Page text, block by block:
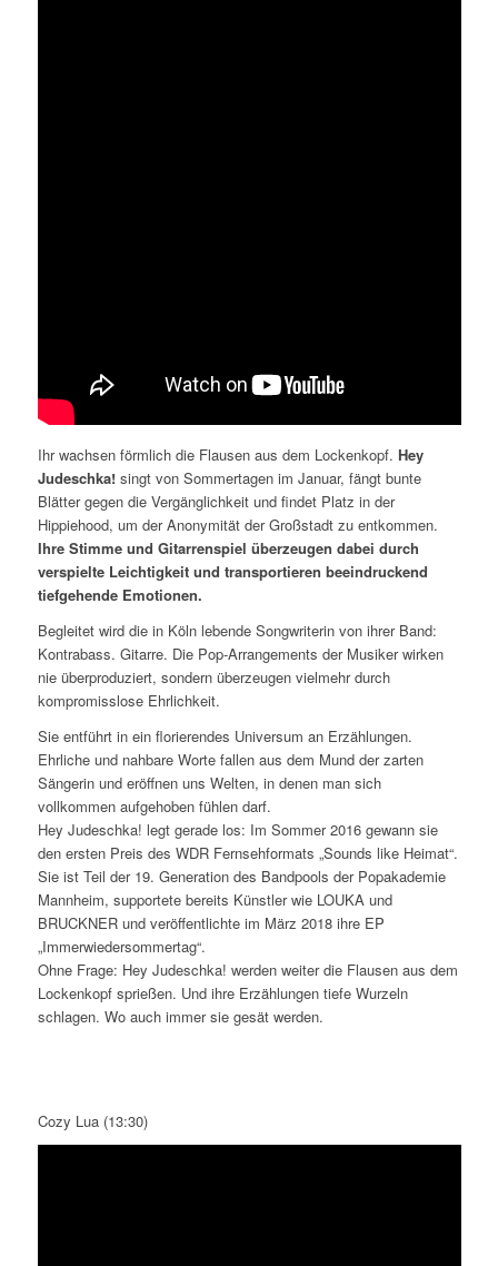
Ihr wachsen förmlich die Flausen aus dem Lockenkopf. Hey
Judeschka!singt von Sommertagen im Januar, fängt bunte
Blätter gegen die Vergänglichkeit und findet Platz in der
Hippiehood, um der Anonymität der Großstadt zu entkommen.
Ihre Stimme und Gitarrenspiel überzeugen dabei durch
verspielte Leichtigkeit und transportieren beeindruckend
tiefgehende Emotionen.
Begleitet wird die in Köln lebende Songwriterin von ihrer Band:
Kontrabass. Gitarre. Die Pop-Arrangements der Musiker wirken
nie überproduziert, sondern überzeugen vielmehr durch
kompromisslose Ehrlichkeit.
Sie entführt in ein florierendes Universum an Erzählungen.
Ehrliche und nahbare Worte fallen aus dem Mund der zarten
Sängerin und eröffnen uns Welten, in denen man sich
vollkommen aufgehoben fühlen darf.
Hey Judeschka! legt gerade los: Im Sommer 2016 gewann sie
den ersten Preis des WDR Fernsehformats „Sounds like Heimat“.
Sie ist Teil der 19. Generation des Bandpools der Popakademie
Mannheim, supportete bereits Künstler wie LOUKA und
BRUCKNER und veröffentlichte im März 2018 ihre EP
„Immerwiedersommertag“.
Ohne Frage: Hey Judeschka! werden weiter die Flausen aus dem
Lockenkopf sprießen. Und ihre Erzählungen tiefe Wurzeln
schlagen. Wo auch immer sie gesät werden.
Cozy Lua (13:30)